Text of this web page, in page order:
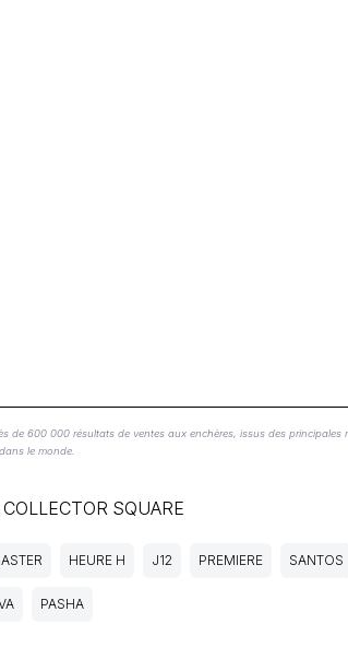
de 600 000 résultats de ventes aux enchères, issus des principales
le monde.
SQUARE
HEURE H J12 PREMIERE SANTOS
PASHA